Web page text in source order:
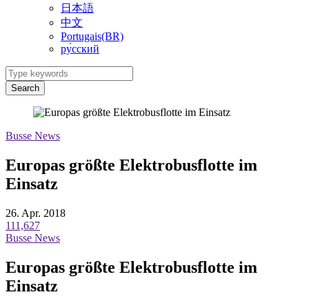
日本語
中文
Portugais(BR)
ру́сский
Search
Busse News
Europas größte Elektrobusflotte im
Einsatz
26. Apr. 2018
111,627
Busse News
Europas größte Elektrobusflotte im
Einsatz